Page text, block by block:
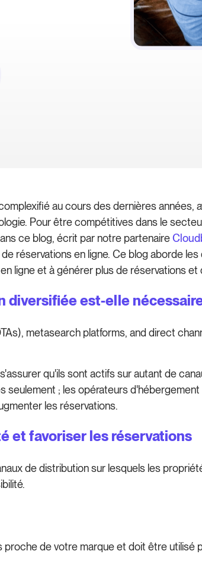
au cours des dernières années,
Pour être compétitives dans le
ce blog, écrit par notre partenaire
réservations en ligne. Ce blog aborde
ligne et à générer plus de réservations et
diversifiée est-elle
metasearch platforms, and direct
qu'ils sont actifs sur autant de
seulement ; les opérateurs
les réservations.
et favoriser les réservations
de distribution sur lesquels les
de votre marque et doit être utilisé